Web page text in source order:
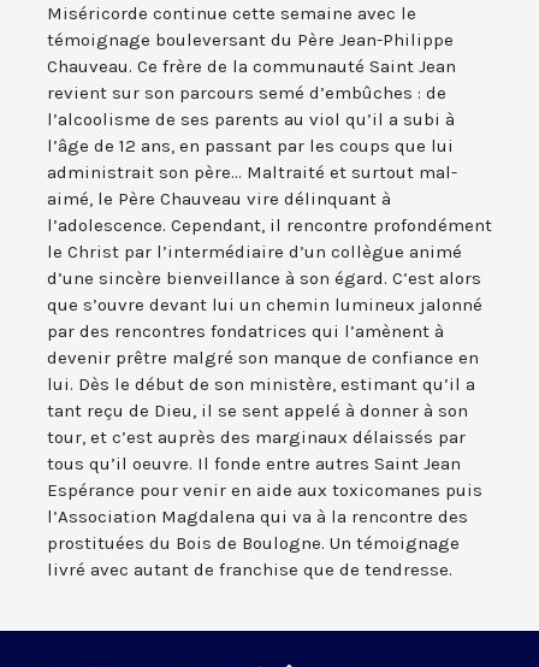
Miséricorde continue cette semaine avec le
témoignage bouleversant du Père Jean-Philippe
Chauveau. Ce frère de la communauté Saint Jean
revient sur son parcours semé d’embûches : de
l’alcoolisme de ses parents au viol qu’il a subi à
l’âge de 12 ans, en passant par les coups que lui
administrait son père... Maltraité et surtout mal-
aimé, le Père Chauveau vire délinquant à
l’adolescence. Cependant, il rencontre profondément
le Christ par l’intermédiaire d’un collègue animé
d’une sincère bienveillance à son égard. C’est alors
que s’ouvre devant lui un chemin lumineux jalonné
par des rencontres fondatrices qui l’amènent à
devenir prêtre malgré son manque de confiance en
lui. Dès le début de son ministère, estimant qu’il a
tant reçu de Dieu, il se sent appelé à donner à son
tour, et c’est auprès des marginaux délaissés par
tous qu’il oeuvre. Il fonde entre autres Saint Jean
Espérance pour venir en aide aux toxicomanes puis
l’Association Magdalena qui va à la rencontre des
prostituées du Bois de Boulogne. Un témoignage
livré avec autant de franchise que de tendresse.